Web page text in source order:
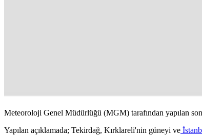
Meteoroloji Genel Müdürlüğü (MGM) tarafından yapılan
Yapılan açıklamada; Tekirdağ, Kırklareli'nin güneyi ve